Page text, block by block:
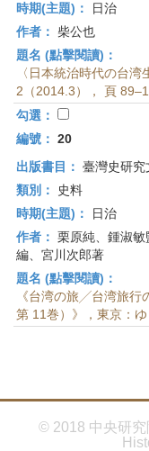
時期(主題)：
日治
作者：
柴公也
題名 (點擊閱讀)：
〈日本統治時代の台
2（2014.3）， 頁
勾選：
編號： 20
出版書目： 臺灣史研
類別：
史料
時期(主題)：
日治
作者： 栗原純、鍾淑
編、宮川次郎著
題名 (點擊閱讀)：
《台湾の旅╱台湾旅
第 11巻）》，東京：
© 2018 中央研究